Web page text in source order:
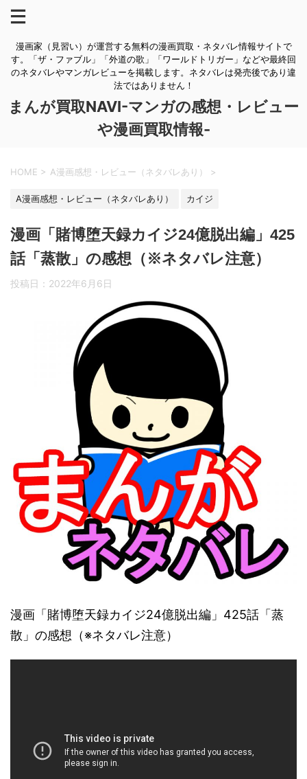
漫画家（見習い）が運営する無料の漫画買取・ネタバレ情報サイトで
す。「ザ・ファブル」「外道の歌」「ワールドトリガー」などや最終回
のネタバレやマンガレビューを掲載します。ネタバレは発売後であり違
法ではありません！
まんが買取NAVI-マンガの感想・レビュー
や漫画買取情報-
HOME > A漫画感想・レビュー（ネタバレあり） >
A漫画感想・レビュー（ネタバレあり） カイジ
漫画「賭博堕天録カイジ24億脱出編」425
話「蒸散」の感想（※ネタバレ注意）
投稿日： 2022年6月6日
漫画「賭博堕天録カイジ24億脱出編」425話「蒸
散」の感想（※ネタバレ注意）